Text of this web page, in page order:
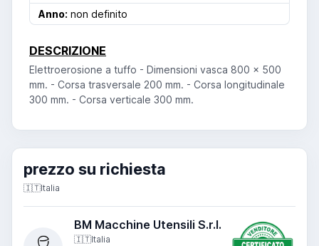
Anno: non definito
DESCRIZIONE
Elettroerosione a tuffo - Dimensioni vasca 800 x 500
mm. - Corsa trasversale 200 mm. - Corsa longitudinale
300 mm. - Corsa verticale 300 mm.
prezzo su richiesta
🇮🇹Italia
BM Macchine Utensili S.r.l.
🇮🇹Italia